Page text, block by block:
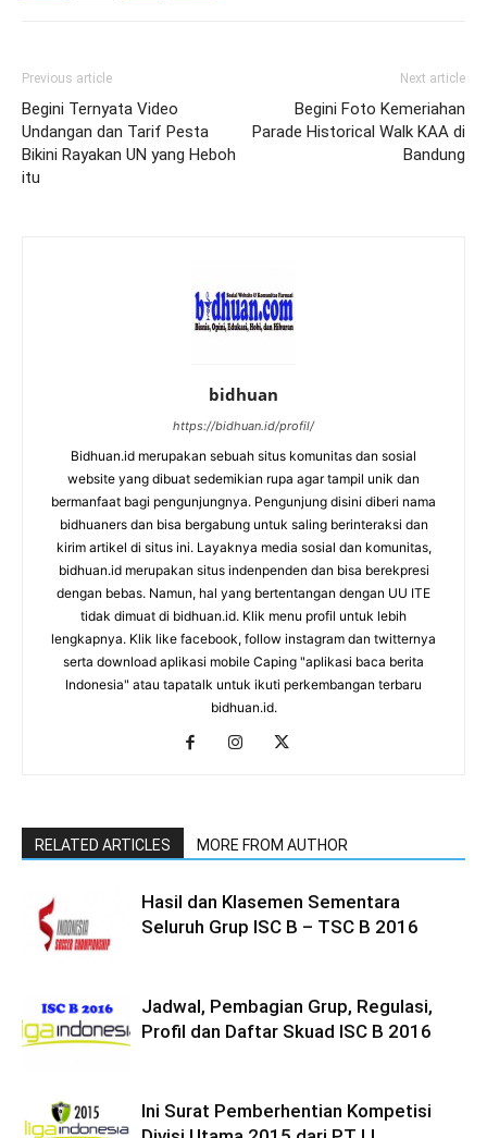
Previous article
Begini Ternyata Video
Undangan dan Tarif Pesta
Bikini Rayakan UN yang Heboh
itu
Next article
Begini Foto Kemeriahan
Parade Historical Walk KAA di
Bandung
bidhuan
https://bidhuan.id/profil/
Bidhuan.id merupakan sebuah situs komunitas dan sosial
website yang dibuat sedemikian rupa agar tampil unik dan
bermanfaat bagi pengunjungnya. Pengunjung disini diberi nama
bidhuaners dan bisa bergabung untuk saling berinteraksi dan
kirim artikel di situs ini. Layaknya media sosial dan komunitas,
bidhuan.id merupakan situs indenpenden dan bisa berekpresi
dengan bebas. Namun, hal yang bertentangan dengan UU ITE
tidak dimuat di bidhuan.id. Klik menu profil untuk lebih
lengkapnya. Klik like facebook, follow instagram dan twitternya
serta download aplikasi mobile Caping "aplikasi baca berita
Indonesia" atau tapatalk untuk ikuti perkembangan terbaru
bidhuan.id.
RELATED ARTICLES MORE FROM AUTHOR
Hasil dan Klasemen Sementara
Seluruh Grup ISC B – TSC B 2016
Jadwal, Pembagian Grup, Regulasi,
Profil dan Daftar Skuad ISC B 2016
Ini Surat Pemberhentian Kompetisi